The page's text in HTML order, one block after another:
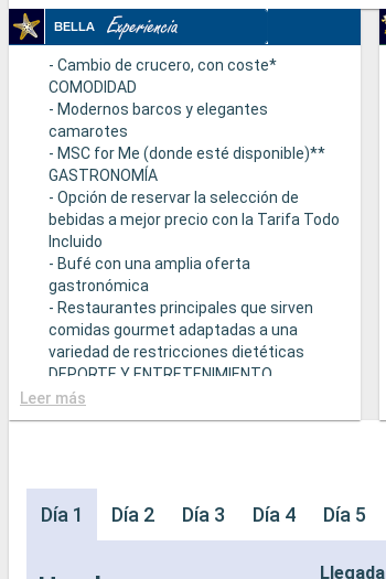
- Cambio de crucero, con coste*
COMODIDAD
- Modernos barcos y elegantes
camarotes
- MSC for Me (donde esté disponible)**
GASTRONOMÍA
- Opción de reservar la selección de
bebidas a mejor precio con la Tarifa Todo
Incluido
- Bufé con una amplia oferta
gastronómica
- Restaurantes principales que sirven
comidas gourmet adaptadas a una
variedad de restricciones dietéticas
DEPORTE Y ENTRETENIMIENTO
- Programa variado de espectáculos en el
teatro al estilo de Broadway
panorámicas
- Actividades recreativas para niños
Leer más
Día 1 Día 2 Día 3 Día 4 Día 5
Llegada